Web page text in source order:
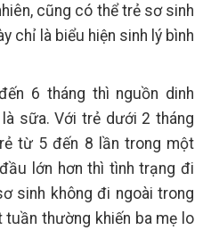
cũng có thể trẻ sơ sinh
chỉ là biểu hiện sinh lý bình
6 tháng thì nguồn dinh
sữa. Với trẻ dưới 2 tháng
từ 5 đến 8 lần trong một
lớn hơn thì tình trạng đi
sinh không đi ngoài trong
thường khiến ba mẹ lo